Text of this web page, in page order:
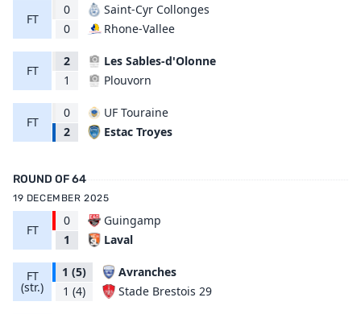
FT
0
0
Saint-Cyr Collonges
Rhone-Vallee
FT
2
1
Les Sables-d'Olonne
Plouvorn
FT
0
2
UF Touraine
Estac Troyes
ROUND OF 64
19 DECEMBER 2025
FT
0
1
Guingamp
Laval
FT
(str.)
1 (5)
1 (4)
Avranches
Stade Brestois 29